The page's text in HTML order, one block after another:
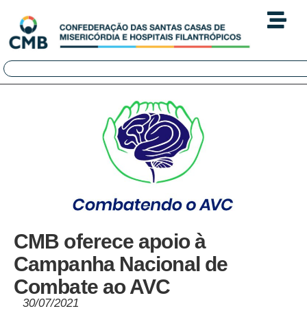
CMB oferece apoio à
Campanha Nacional de
Combate ao AVC
30/07/2021